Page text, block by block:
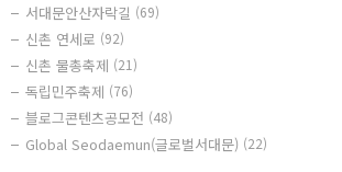
서대문안산자락길 (69)
신촌 연세로 (92)
신촌 물총축제 (21)
독립민주축제 (76)
블로그콘텐츠공모전 (48)
Global Seodaemun(글로벌서대문) (22)